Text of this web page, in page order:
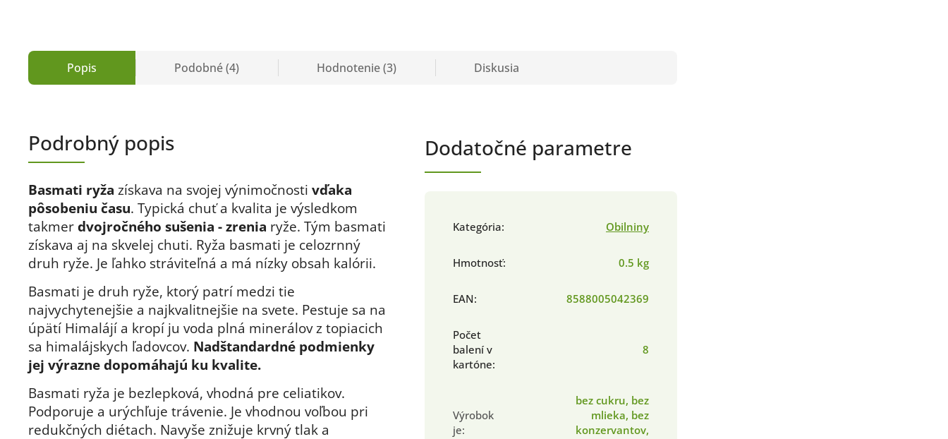
Popis Podobné (4) Hodnotenie (3) Diskusia
Podrobný popis
Basmati ryža získava na svojej výnimočnosti vďaka
pôsobeniu času. Typická chuť a kvalita je výsledkom
takmer dvojročného sušenia - zrenia ryže. Tým basmati
získava aj na skvelej chuti. Ryža basmati je celozrnný
druh ryže. Je ľahko stráviteľná a má nízky obsah kalórii.
Basmati je druh ryže, ktorý patrí medzi tie
najvychytenejšie a najkvalitnejšie na svete. Pestuje sa na
úpätí Himalájí a kropí ju voda plná minerálov z topiacich
sa himalájskych ľadovcov. Nadštandardné podmienky
jej výrazne dopomáhajú ku kvalite.
Basmati ryža je bezlepková, vhodná pre celiatikov.
Podporuje a urýchľuje trávenie. Je vhodnou voľbou pri
redukčných diétach. Navyše znižuje krvný tlak a
Dodatočné parametre
Kategória: Obilniny
Hmotnosť: 0.5 kg
EAN: 8588005042369
Počet
balení v
kartóne:
8
Výrobok
je:
bez cukru, bez
mlieka, bez
konzervantov,